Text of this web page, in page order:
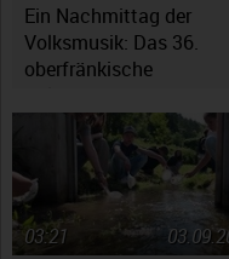
Ein Nachmittag der
Volksmusik: Das 36.
oberfränkische
Ebensfeld
03:21